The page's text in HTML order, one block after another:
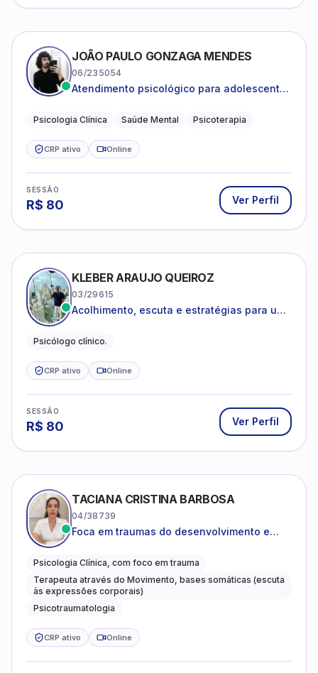
JOÃO PAULO GONZAGA MENDES
06/235054
Atendimento psicológico para adolescentes
depressão e autoestima.
Psicologia Clínica Saúde Mental Psicoterapia
CRP ativo Online
SESSÃO
R$ 80 Ver Perfil
KLEBER ARAUJO QUEIROZ
03/29615
Acolhimento, escuta e estratégias para uma
Psicólogo clínico.
CRP ativo Online
SESSÃO
R$ 80 Ver Perfil
TACIANA CRISTINA BARBOSA
04/38739
Foca em traumas do desenvolvimento e
Psicologia Clínica, com foco em trauma
Terapeuta através do Movimento, bases somáticas (escuta
às expressões corporais)
Psicotraumatologia
CRP ativo Online